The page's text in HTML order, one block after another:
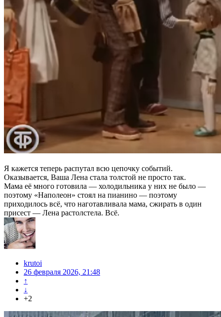
Я кажется теперь распутал всю цепочку событий.
Оказывается, Ваша Лена стала толстой не просто так.
Мама её много готовила — холодильника у них не было —
поэтому «Наполеон» стоял на пианино — поэтому
приходилось всё, что наготавливала мама, сжирать в один
присест — Лена растолстела. Всё.
krutoi
26 февраля 2026, 21:48
↑
↓
+2